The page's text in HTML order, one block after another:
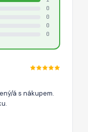
0
0
0
0
á s nákupem.